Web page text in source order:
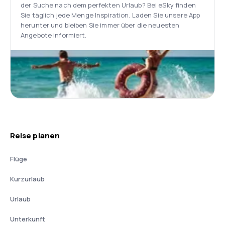
der Suche nach dem perfekten Urlaub? Bei eSky finden
Sie täglich jede Menge Inspiration. Laden Sie unsere App
herunter und bleiben Sie immer über die neuesten
Angebote informiert.
Reise planen
Flüge
Kurzurlaub
Urlaub
Unterkunft